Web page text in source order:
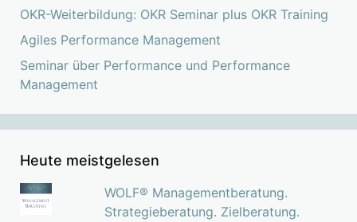
OKR-Weiterbildung: OKR Seminar plus OKR Training
Agiles Performance Management
Seminar über Performance und Performance
Management
Heute meistgelesen
WOLF® Managementberatung.
Strategieberatung. Zielberatung.